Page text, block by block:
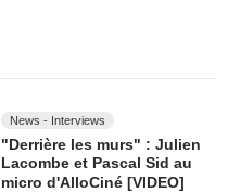
News - Interviews
"Derrière les murs" : Julien
Lacombe et Pascal Sid au
micro d'AlloCiné [VIDEO]